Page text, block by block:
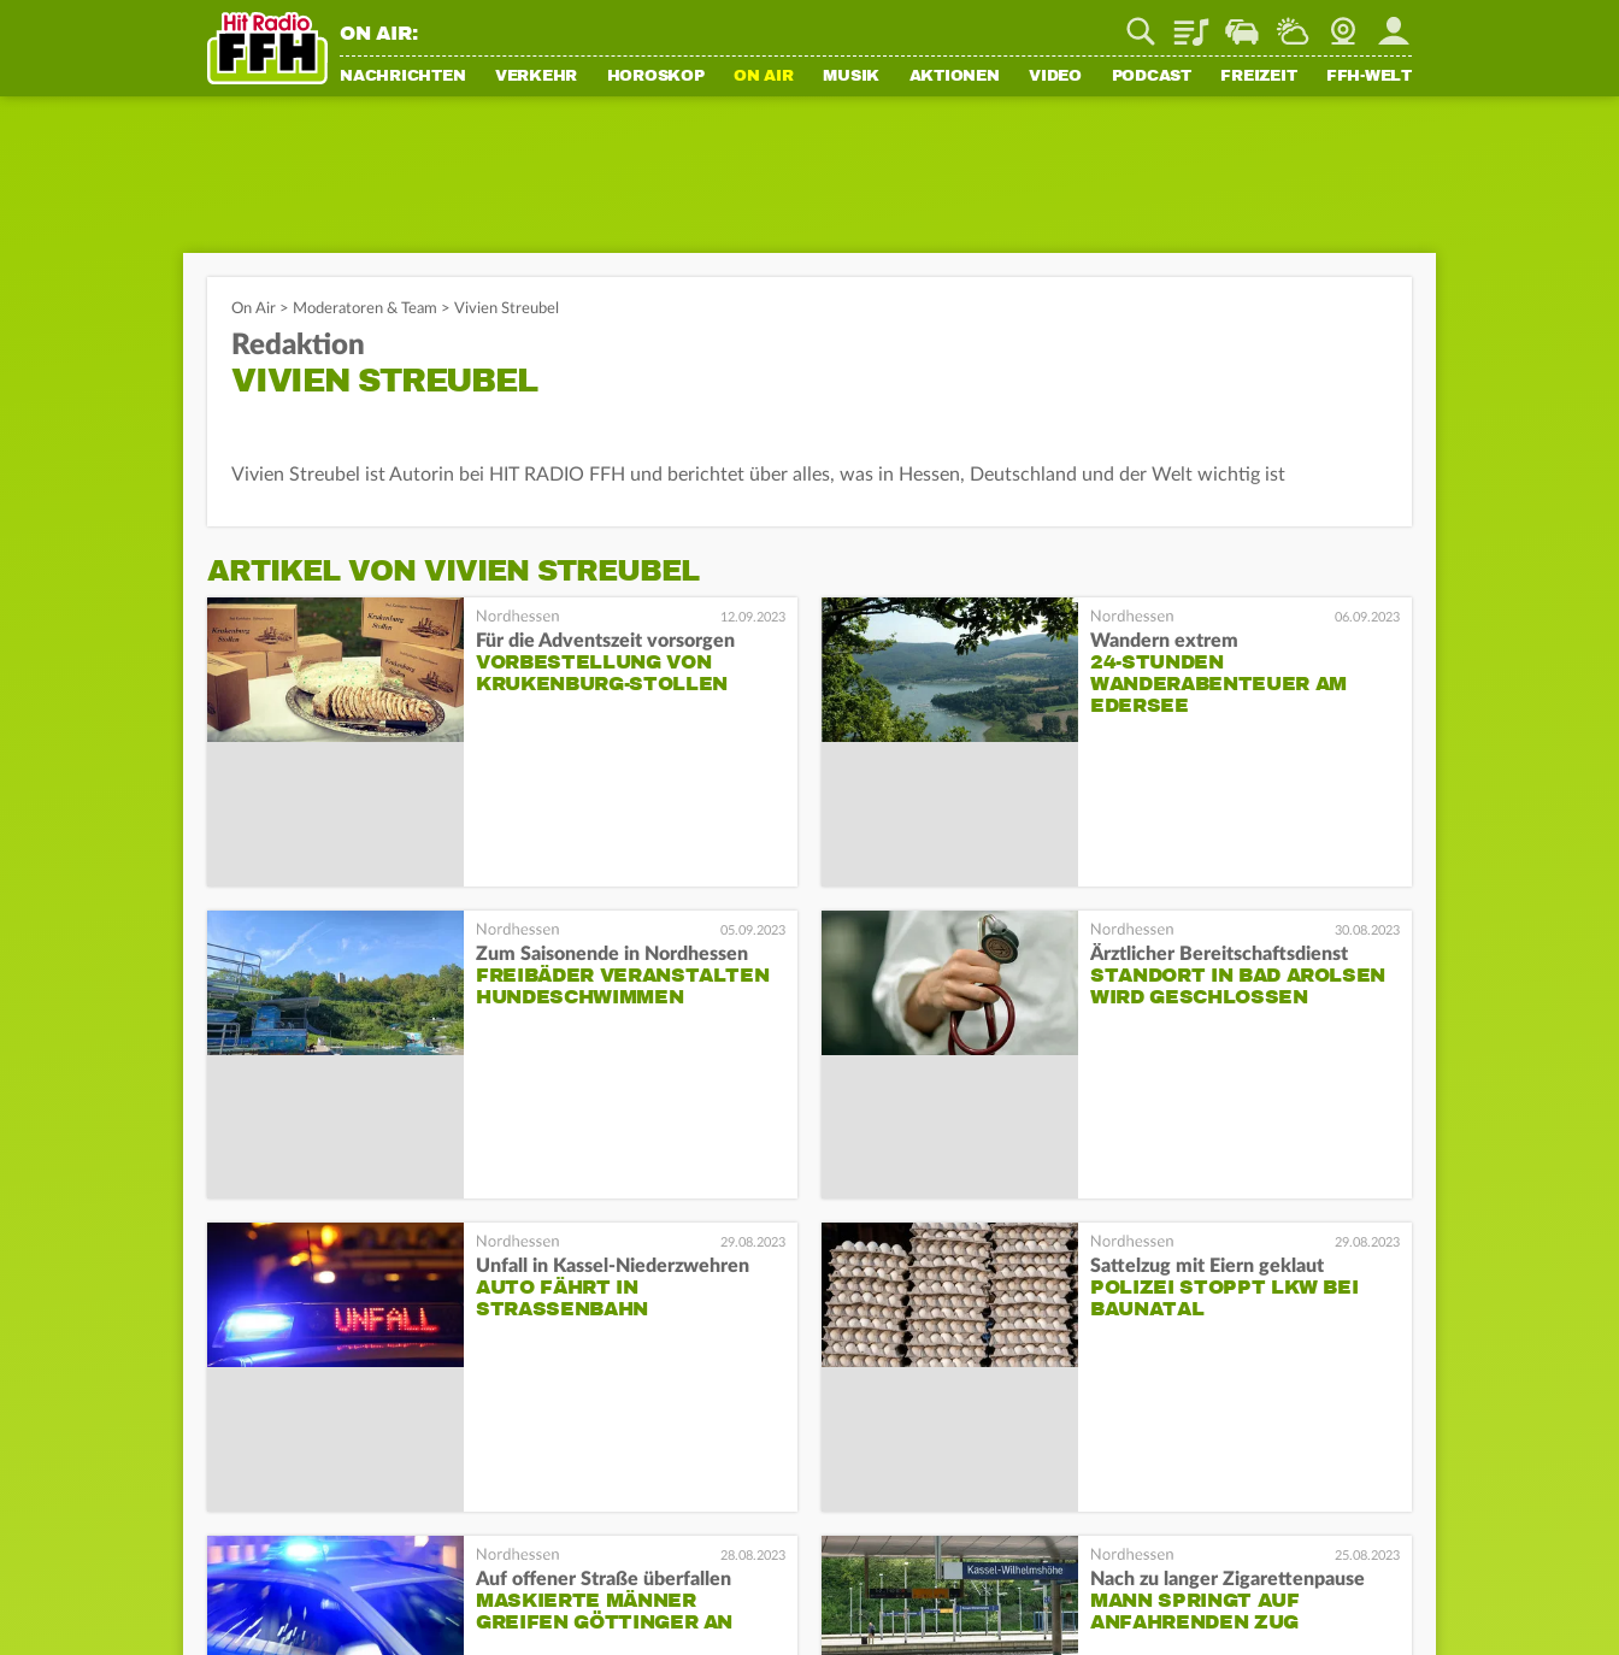
ON AIR: PlaylistStaupilotWetterWebcamMein FFH
NACHRICHTEN VERKEHR HOROSKOP ON AIR MUSIK AKTIONEN VIDEO PODCAST FREIZEIT FFH-WELT
On Air > Moderatoren & Team > Vivien Streubel
Redaktion
VIVIEN STREUBEL
Vivien Streubel ist Autorin bei HIT RADIO FFH und berichtet über alles, was in Hessen, Deutschland und der Welt wichtig ist
ARTIKEL VON VIVIEN STREUBEL
12.09.2023
Für die Adventszeit vorsorgen
VORBESTELLUNG VON
KRUKENBURG-STOLLEN
06.09.2023
Wandern extrem
24-STUNDEN
WANDERABENTEUER AM
EDERSEE
05.09.2023
Zum Saisonende in Nordhessen
FREIBÄDER VERANSTALTEN
HUNDESCHWIMMEN
30.08.2023
Ärztlicher Bereitschaftsdienst
STANDORT IN BAD AROLSEN
WIRD GESCHLOSSEN
29.08.2023
Unfall in Kassel-Niederzwehren
AUTO FÄHRT IN
STRASSENBAHN
29.08.2023
Sattelzug mit Eiern geklaut
POLIZEI STOPPT LKW BEI
BAUNATAL
28.08.2023
Auf offener Straße überfallen
MASKIERTE MÄNNER
GREIFEN GÖTTINGER AN
25.08.2023
Nach zu langer Zigarettenpause
MANN SPRINGT AUF
ANFAHRENDEN ZUG